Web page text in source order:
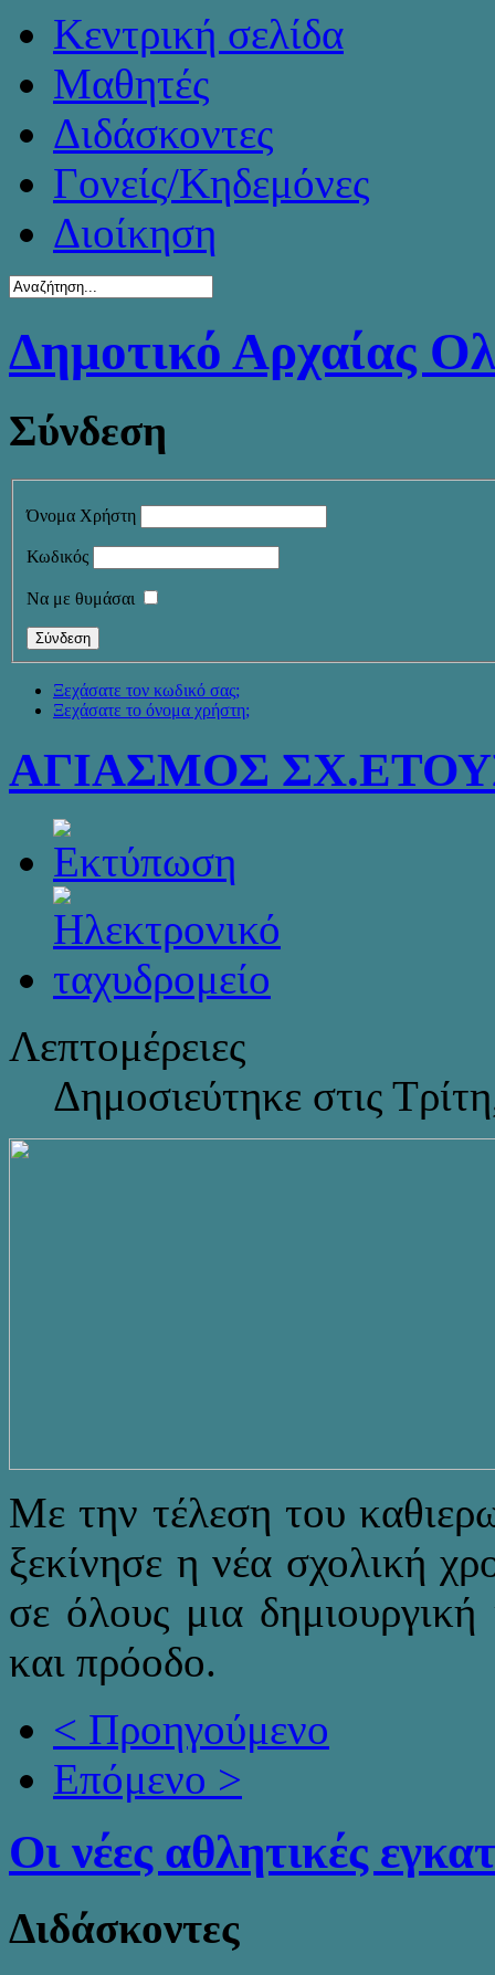
Κεντρική σελίδα
Μαθητές
Διδάσκοντες
Γονείς/Κηδεμόνες
Διοίκηση
Δημοτικό Αρχαίας
Σύνδεση
Όνομα Χρήστη
Κωδικός
Να με θυμάσαι
Ξεχάσατε τον κωδικό σας;
Ξεχάσατε το όνομα χρήστη;
ΑΓΙΑΣΜΟΣ ΣΧ.ΕΤΟΥΣ
Λεπτομέρειες
Δημοσιεύτηκε στις
Με την τέλεση του
ξεκίνησε η νέα σχολική
σε όλους μια
και πρόοδο.
< Προηγούμενο
Επόμενο >
Οι νέες αθλητικές
Διδάσκοντες